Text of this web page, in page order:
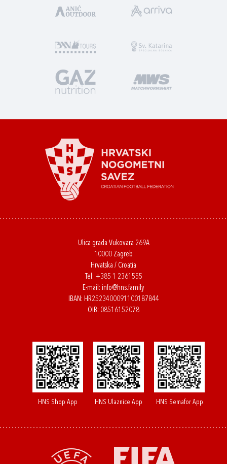
Ulica grada Vukovara 269A
10000 Zagreb
Hrvatska / Croatia
Tel: +385 1 2361555
E-mail: info@hns.family
IBAN: HR2523400091100187844
OIB: 08516152078
HNS Shop App HNS Ulaznice App HNS Semafor App